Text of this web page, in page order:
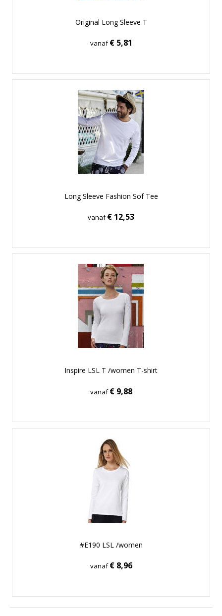
Original Long Sleeve T
vanaf€ 5,81
Long Sleeve Fashion Sof Tee
vanaf€ 12,53
Inspire LSL T /women T-shirt
vanaf€ 9,88
#E190 LSL /women
vanaf€ 8,96